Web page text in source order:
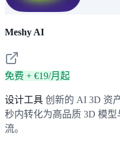
Meshy AI
免费 + €19/月起
设计工具 创新的 AI 3D 资
秒内转化为高品质 3D 模
流。